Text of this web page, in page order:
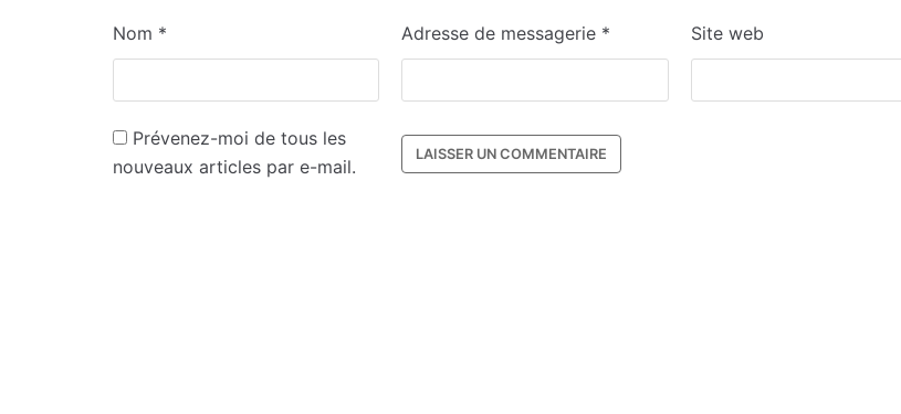
Nom * Adresse de messagerie * Site web
Prévenez-moi de tous les
nouveaux articles par e-mail.